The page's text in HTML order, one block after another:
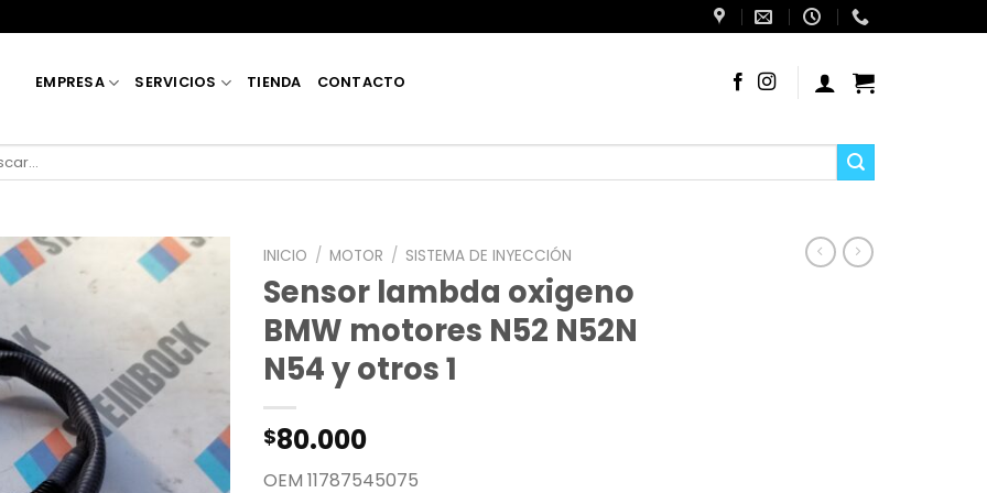
EMPRESA SERVICIOS TIENDA CONTACTO
INICIO / MOTOR / SISTEMA DE INYECCIÓN
Sensor lambda oxigeno
BMW motores N52 N52N
N54 y otros 1
$80.000
OEM 11787545075